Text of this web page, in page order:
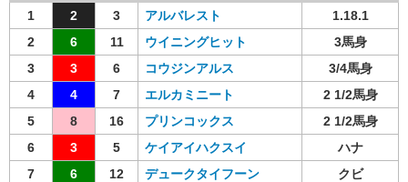
1 2 3 アルバレスト
1.18.1
2
6 11 ウイニングヒット
3馬身
3
3 6 コウジンアルス
3/4馬身
4
4 7 エルカミニート
2 1/2馬身
5
8 16 プリンコックス
2 1/2馬身
6
3 5 ケイアイハクスイ
ハナ
7
6 12 デュークタイフーン
クビ